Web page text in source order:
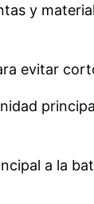
y
evitar
a la